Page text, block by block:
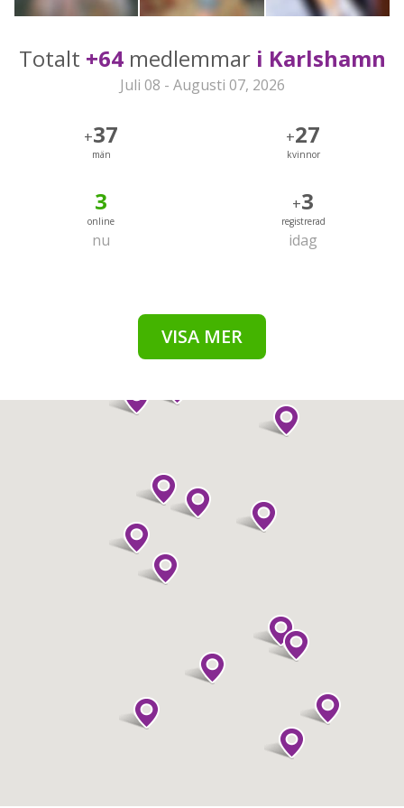
Totalt +64medlemmar i Karlshamn
Juli 08 - Augusti 07, 2026
+37
män
+27
kvinnor
3
online
nu
+3
registrerad
idag
VISA MER